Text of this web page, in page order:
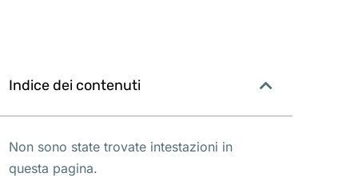
Indice dei contenuti
Non sono state trovate intestazioni in
questa pagina.